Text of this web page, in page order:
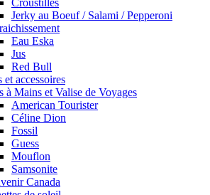
Jerky au Boeuf / Salami / Pepperoni
Eau Eska
Jus
Red Bull
et accessoires
à Mains et Valise de Voyages
American Tourister
Céline Dion
Fossil
Guess
Mouflon
Samsonite
Canada